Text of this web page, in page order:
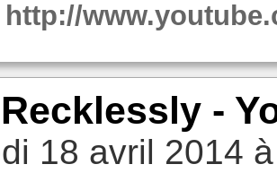
http://
-
18 avril 2014